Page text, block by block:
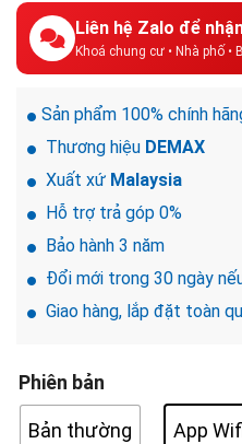
Liên hệ Zalo để
Khoá chung cư • Nhà phố •
Sản phẩm 100% chính
Thương hiệu DEMAX
Xuất xứ Malaysia
Hỗ trợ trả góp 0%
Bảo hành 3 năm
Đổi mới trong 30 ngày
Giao hàng, lắp đặt toàn
Phiên bản
Bản thường App